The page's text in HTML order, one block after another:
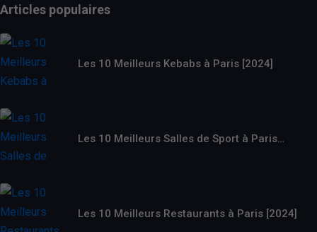
Articles populaires
Les 10 Meilleurs Kebabs à Paris [2024]
Les 10 Meilleurs Salles de Sport à Paris…
Les 10 Meilleurs Restaurants à Paris [2024]